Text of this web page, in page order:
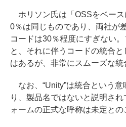
ホリソン氏は「OSSをベース
0％は同じものであり、両社が
コードは30％程度にすぎない
と、それに伴うコードの統合
はあるが、非常にスムーズな統
なお、“Unity”は統合という意
り、製品名ではないと説明さ
ォームの正式な呼称は未定との